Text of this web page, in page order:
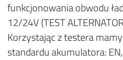
funkcjonowania obwodu
12/24V (TEST
Korzystając z testera
standardu akumulatora: EN,